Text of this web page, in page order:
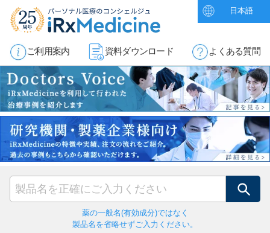
日本語
ご利用案内 資料ダウンロード よくある質問
検索
薬の一般名(有効成分)ではなく
製品名を省略せずご入力ください。